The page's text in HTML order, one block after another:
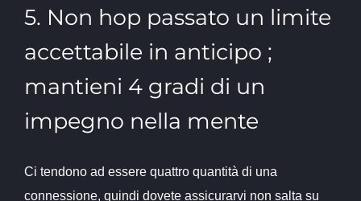
5. Non hop passato un limite
accettabile in anticipo ;
mantieni 4 gradi di un
impegno nella mente
Ci tendono ad essere quattro quantità di una
connessione, quindi dovete assicurarvi non salta su